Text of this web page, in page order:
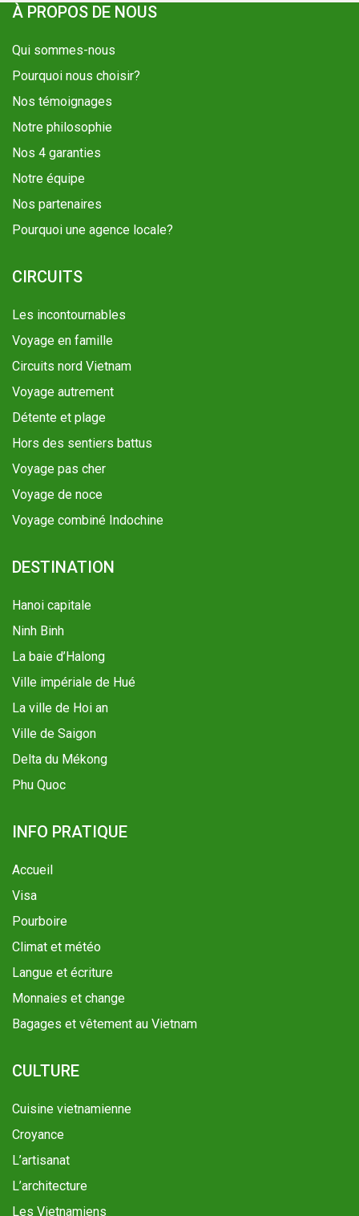
À PROPOS DE NOUS
Qui sommes-nous
Pourquoi nous choisir?
Nos témoignages
Notre philosophie
Nos 4 garanties
Notre équipe
Nos partenaires
Pourquoi une agence locale?
CIRCUITS
Les incontournables
Voyage en famille
Circuits nord Vietnam
Voyage autrement
Détente et plage
Hors des sentiers battus
Voyage pas cher
Voyage de noce
Voyage combiné Indochine
DESTINATION
Hanoi capitale
Ninh Binh
La baie d’Halong
Ville impériale de Hué
La ville de Hoi an
Ville de Saigon
Delta du Mékong
Phu Quoc
INFO PRATIQUE
Accueil
Visa
Pourboire
Climat et météo
Langue et écriture
Monnaies et change
Bagages et vêtement au Vietnam
CULTURE
Cuisine vietnamienne
Croyance
L’artisanat
L’architecture
Les Vietnamiens